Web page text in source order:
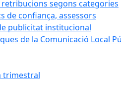
retribucions segons categories
de confiança, assessors
publicitat institucional
de la Comunicació Local
trimestral